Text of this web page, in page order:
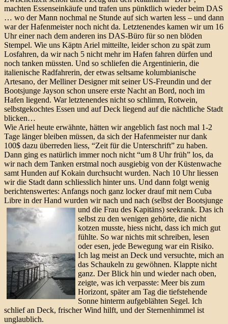
machten Essenseinkäufe und trafen uns pünktlich wieder beim DAS
… wo der Mann nochmal ne Stunde auf sich warten less – und dann
war der Hafenmeister noch nicht da. Letztenendes kamen wir um 16
Uhr einer nach dem anderen ins DAS-Büro für so nen blöden
Stempel. Wie uns Käptn Ariel mitteilte, leider schon zu spät zum
Losfahren, da wir nach 5 nicht mehr im Hafen fahren dürfen und
noch tanken müssten. Und so schliefen die Argentinierin, die
italienische Radfahrerin, der etwas seltsame kolumbianische
Artesano, der Melliner Designer mit seiner US-Freundin und der
Bootsjunge Jayson schon unsere erste Nacht an Bord, noch im
Hafen liegend. War letztenendes nicht so schlimm, Rotwein,
selbstgekochtes Essen und auf Deck liegend auf die nächtliche Stadt
blicken…
Wie Ariel heute erwähnte, hätten wir angeblich fast noch mal 1-2
Tage länger bleiben müssen, da sich der Hafenmeister nur dank
100$ dazu überreden liess, “Zeit für die Unterschrift” zu haben.
Dann ging es natürlich immer noch nicht “um 8 Uhr früh” los, da
wir nach dem Tanken erstmal noch ausgiebig von der Küstenwache
samt Hunden auf Kokain durchsucht wurden. Nach 10 Uhr liessen
wir die Stadt dann schliesslich hinter uns. Und dann folgt wenig
berichtenswertes: Anfangs noch ganz locker drauf mit nem Cuba
Libre in der Hand wurden wir nach und nach (selbst der Bootsjunge
und die Frau des Kapitäns) seekrank. Das ich
selbst zu den wenigen gehörte, die nicht
kotzen musste, hiess nicht, dass ich mich gut
fühlte. So war nichts mit schreiben, lesen
oder esen, jede Bewegung war ein Risiko.
Ich lag meist an Deck und versuchte, mich an
das Schaukeln zu gewöhnen. Klappte nicht
ganz. Der Blick hin und wieder nach oben,
zeigte, was ich verpasste: Meer bis zum
Horizont, später am Tag die tiefstehende
Sonne hinterm aufgeblähten Segel. Ich
schlief an Deck, frischer Wind hilft, und der Sternenhimmel ist
unglaublich.